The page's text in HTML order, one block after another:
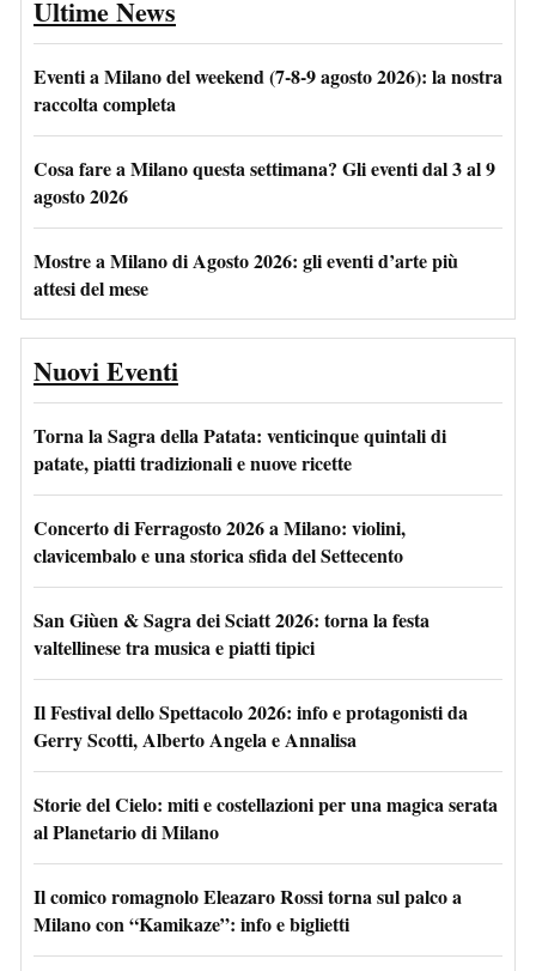
Ultime News
Eventi a Milano del weekend (7-8-9 agosto 2026): la nostra
raccolta completa
Cosa fare a Milano questa settimana? Gli eventi dal 3 al 9
agosto 2026
Mostre a Milano di Agosto 2026: gli eventi d’arte più
attesi del mese
Nuovi Eventi
Torna la Sagra della Patata: venticinque quintali di
patate, piatti tradizionali e nuove ricette
Concerto di Ferragosto 2026 a Milano: violini,
clavicembalo e una storica sfida del Settecento
San Giùen & Sagra dei Sciatt 2026: torna la festa
valtellinese tra musica e piatti tipici
Il Festival dello Spettacolo 2026: info e protagonisti da
Gerry Scotti, Alberto Angela e Annalisa
Storie del Cielo: miti e costellazioni per una magica serata
al Planetario di Milano
Il comico romagnolo Eleazaro Rossi torna sul palco a
Milano con “Kamikaze”: info e biglietti